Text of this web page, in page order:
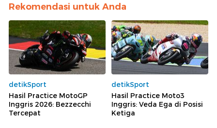
Rekomendasi untuk Anda
detikSport
Hasil Practice MotoGP
Inggris 2026: Bezzecchi
Tercepat
detikSport
Hasil Practice Moto3
Inggris: Veda Ega di Posisi
Ketiga